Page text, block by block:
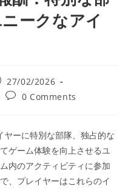
ークなアイ
27/02/2026
Post0 Comments
ーに特別な部隊、独占的な
ゲーム体験を向上させるユ
内のアクティビティに参加
、プレイヤーはこれらのイ